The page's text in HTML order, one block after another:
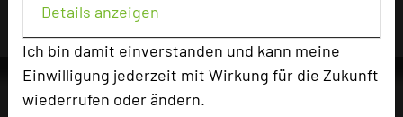
Details anzeigen
Ich bin damit einverstanden und kann meine
Einwilligung jederzeit mit Wirkung für die Zukunft
wiederrufen oder ändern.